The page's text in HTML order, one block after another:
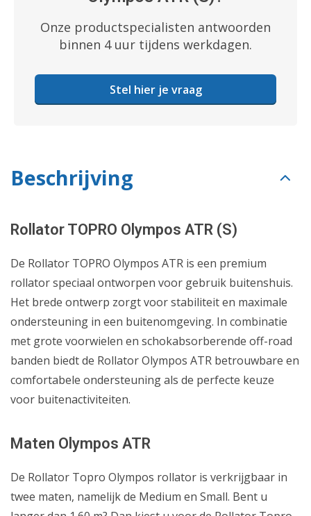
Onze productspecialisten antwoorden
binnen 4 uur tijdens werkdagen.
Stel hier je vraag
Beschrijving
Rollator TOPRO Olympos ATR (S)
De Rollator TOPRO Olympos ATR is een premium
rollator speciaal ontworpen voor gebruik buitenshuis.
Het brede ontwerp zorgt voor stabiliteit en maximale
ondersteuning in een buitenomgeving. In combinatie
met grote voorwielen en schokabsorberende off-road
banden biedt de Rollator Olympos ATR betrouwbare en
comfortabele ondersteuning als de perfecte keuze
voor buitenactiviteiten.
Maten Olympos ATR
De Rollator Topro Olympos rollator is verkrijgbaar in
twee maten, namelijk de Medium en Small. Bent u